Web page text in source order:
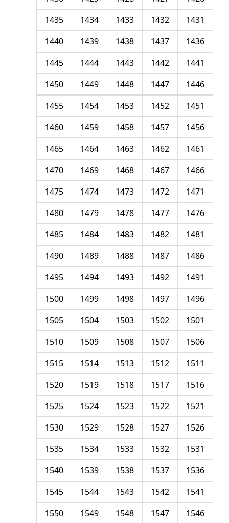
1431
1432
1433
1434
1435
1436
1437
1438
1439
1440
1441
1442
1443
1444
1445
1446
1447
1448
1449
1450
1451
1452
1453
1454
1455
1456
1457
1458
1459
1460
1461
1462
1463
1464
1465
1466
1467
1468
1469
1470
1471
1472
1473
1474
1475
1476
1477
1478
1479
1480
1481
1482
1483
1484
1485
1486
1487
1488
1489
1490
1491
1492
1493
1494
1495
1496
1497
1498
1499
1500
1501
1502
1503
1504
1505
1506
1507
1508
1509
1510
1511
1512
1513
1514
1515
1516
1517
1518
1519
1520
1521
1522
1523
1524
1525
1526
1527
1528
1529
1530
1531
1532
1533
1534
1535
1536
1537
1538
1539
1540
1541
1542
1543
1544
1545
1546
1547
1548
1549
1550